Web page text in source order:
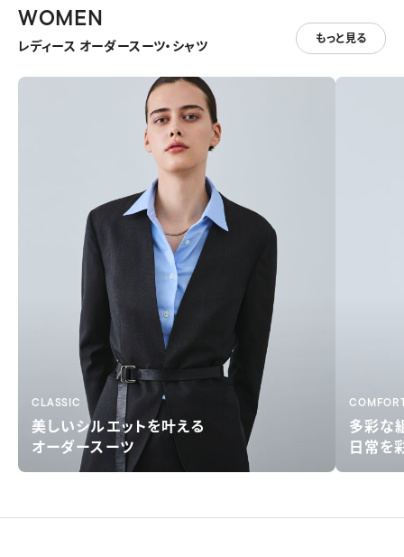
WOMEN
レディース オーダースーツ・シャツ もっと見る
CLASSIC
美しいシルエットを叶える
オーダースーツ
多彩な
日常を